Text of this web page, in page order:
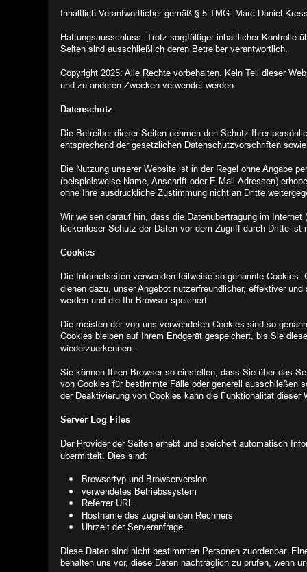
Inhaltlich Verantwortlicher gemäß § 5 TMG: Marc-Daniel
Haftungsausschluss: Trotz sorgfältiger inhaltlicher Kontrolle
Seiten sind ausschließlich deren Betreiber verantwortlich.
Copyright 2025: Alle Rechte vorbehalten. Kein Teil dieser
und zu anderen Zwecken verwendet werden.
Datenschutz
Die Betreiber dieser Seiten nehmen den Schutz Ihrer
entsprechend der gesetzlichen Datenschutzvorschriften
Die Nutzung unserer Website ist in der Regel ohne Angabe
(beispielsweise Name, Anschrift oder E-Mail-Adressen)
ohne Ihre ausdrückliche Zustimmung nicht an Dritte
Wir weisen darauf hin, dass die Datenübertragung im
lückenloser Schutz der Daten vor dem Zugriff durch Dritte ist
Cookies
Die Internetseiten verwenden teilweise so genannte
dienen dazu, unser Angebot nutzerfreundlicher, effektiver
werden und die Ihr Browser speichert.
Die meisten der von uns verwendeten Cookies sind so
Cookies bleiben auf Ihrem Endgerät gespeichert, bis Sie
wiederzuerkennen.
Sie können Ihren Browser so einstellen, dass Sie über das
von Cookies für bestimmte Fälle oder generell
der Deaktivierung von Cookies kann die Funktionalität dieser
Server-Log-Files
Der Provider der Seiten erhebt und speichert automatisch
übermittelt. Dies sind:
•
Browsertyp und Browserversion
•
verwendetes Betriebssystem
•
Referrer URL
•
Hostname des zugreifenden Rechners
•
Uhrzeit der Serveranfrage
Diese Daten sind nicht bestimmten Personen zuordenbar.
behalten uns vor, diese Daten nachträglich zu prüfen, wenn